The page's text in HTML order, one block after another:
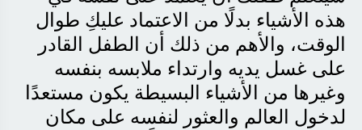
هذه الأشياء بدلًا من الاعتماد عليكِ طوال
الوقت، والأهم من ذلك أن الطفل القادر
على غسل يديه وارتداء ملابسه بنفسه
وغيرها من الأشياء البسيطة يكون مستعدًا
لدخول العالم والعثور لنفسه على مكان